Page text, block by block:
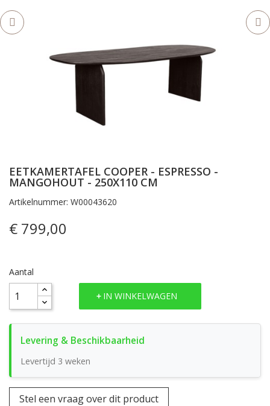
EETKAMERTAFEL COOPER - ESPRESSO -
MANGOHOUT - 250X110 CM
Artikelnummer: W00043620
€ 799,00
Aantal
IN WINKELWAGEN
Levertijd 3 weken
Stel een vraag over dit product